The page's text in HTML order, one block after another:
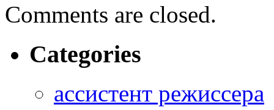
Comments are closed.
Categories
ассистент режиссера